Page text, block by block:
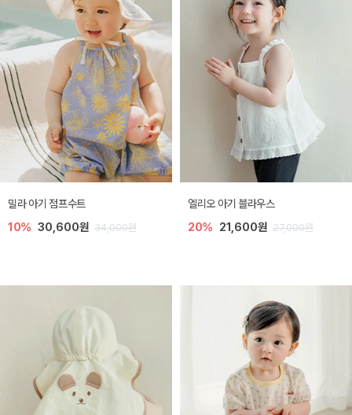
밀라 아기 점프수트
10% 30,600원 34,000원
엘리오 아기 블라우스
20% 21,600원 27,000원